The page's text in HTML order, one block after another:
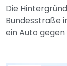
Die
Bundesstraße
ein Auto gegen